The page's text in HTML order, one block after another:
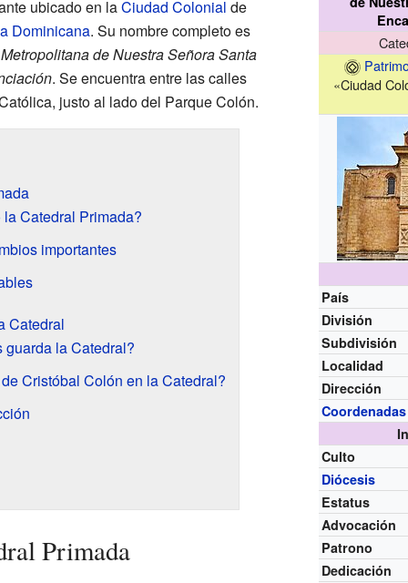
«Ciudad
País
División
Subdivisión
Localidad
Dirección
Coordenadas
Culto
Diócesis
Estatus
Advocación
Patrono
Dedicación
ubicado en laCiudad Colonial de
Dominicana. Su nombre completo es
de Nuestra Señora Santa
. Se encuentra entre las calles
justo al lado del Parque Colón.
Catedral Primada?
importantes
Catedral
guarda la Catedral?
Cristóbal Colón en la Catedral?
Primada